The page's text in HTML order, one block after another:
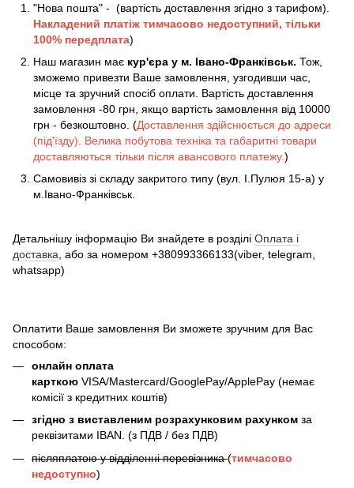
"Нова пошта" - (вартість доставлення згідно з тарифом).
Накладений платіж тимчасово недоступний, тільки
100% передплата)
Наш магазин має кур'єра у м. Івано-Франківськ. Тож,
зможемо привезти Ваше замовлення, узгодивши час,
місце та зручний спосіб оплати. Вартість доставлення
замовлення -80 грн, якщо вартість замовлення від 10000
грн - безкоштовно. (Доставлення здійснюється до адреси
(під'їзду). Велика побутова техніка та габаритні товари
доставляються тільки після авансового платежу.)
Самовивіз зі складу закритого типу (вул. І.Пулюя 15-а) у
м.Івано-Франківськ.
Детальнішу інформацію Ви знайдете в розділі Оплата і
доставка , або за номером +380993366133(viber, telegram,
whatsapp)
Оплатити Ваше замовлення Ви зможете зручним для Вас
способом:
онлайн оплата
карткою VISA/Mastercard/GooglePay/ApplePay (немає
комісії з кредитних коштів)
згідно з виставленим розрахунковим рахунком за
реквізитами IBAN. (з ПДВ / без ПДВ)
післяплатою у відділенні перевізника(тимчасово
недоступно)